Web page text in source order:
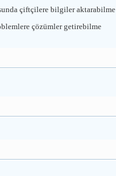
çiftçilere bilgiler aktarabilme
çözümler getirebilme